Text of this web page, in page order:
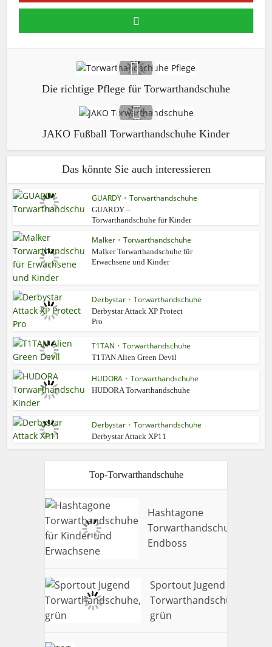
Die richtige Pflege für Torwarthandschuhe
JAKO Fußball Torwarthandschuhe Kinder
Das könnte Sie auch interessieren
GUARDY • Torwarthandschuhe
GUARDY –
Torwarthandschuhe für Kinder
Malker • Torwarthandschuhe
Malker Torwarthandschuhe für
Erwachsene und Kinder
Derbystar • Torwarthandschuhe
Derbystar Attack XP Protect
Pro
T1TAN • Torwarthandschuhe
T1TAN Alien Green Devil
HUDORA • Torwarthandschuhe
HUDORA Torwarthandschuhe
Derbystar • Torwarthandschuhe
Derbystar Attack XP11
Top-Torwarthandschuhe
Hashtagone
Torwarthandschuhe
Endboss
Sportout Jugend
Torwarthandschuhe,
grün